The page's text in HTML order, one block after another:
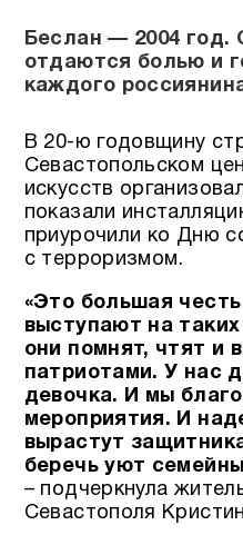
Беслан — 2004 год.
отдаются болью и
каждого
В 20-ю годовщину
Севастопольском
искусств
показали
приурочили ко Дню
с терроризмом.
«Это большая
выступают на
они помнят, чтят и
патриотами. У нас
девочка. И мы
мероприятия. И
вырастут
беречь уют
– подчеркнула
Севастополя